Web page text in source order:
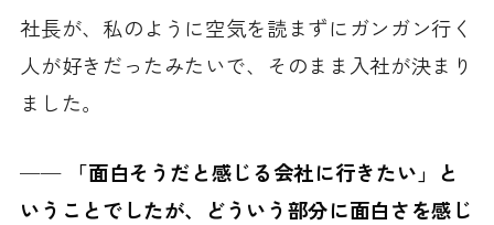
社長が、私のように空気を読まずにガンガン行く
人が好きだったみたいで、そのまま入社が決まり
ました。
──
「面白そうだと感じる会社に行きたい」と
いうことでしたが、どういう部分に面白さを感じ